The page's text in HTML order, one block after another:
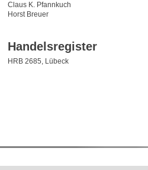
Claus K. Pfannkuch
Horst Breuer
Handelsregister
HRB 2685, Lübeck